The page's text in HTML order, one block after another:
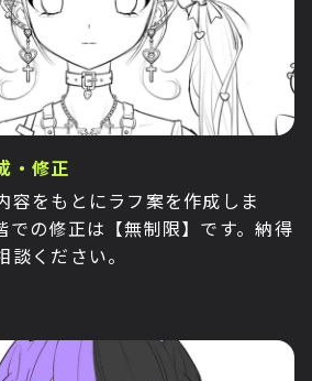
・修正
容をもとにラフ案を作成しま
での修正は【無制限】です。納得
談ください。